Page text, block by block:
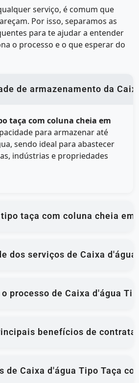
serviço, é comum que
Por isso, separamos as
para te ajudar a entender
o processo e o que esperar do
de armazenamento da
taça com coluna cheia em
para armazenar até
sendo ideal para abastecer
indústrias e propriedades
taça com coluna cheia
dos serviços de Caixa
processo de Caixa d'água
benefícios de
de Caixa d'água Tipo Taça